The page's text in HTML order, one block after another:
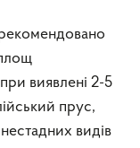
виявлені 2-5
прус,
видів